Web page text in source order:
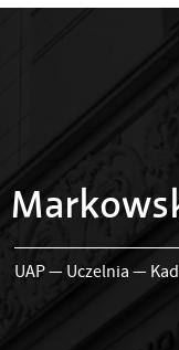
UAP— Uczelnia —